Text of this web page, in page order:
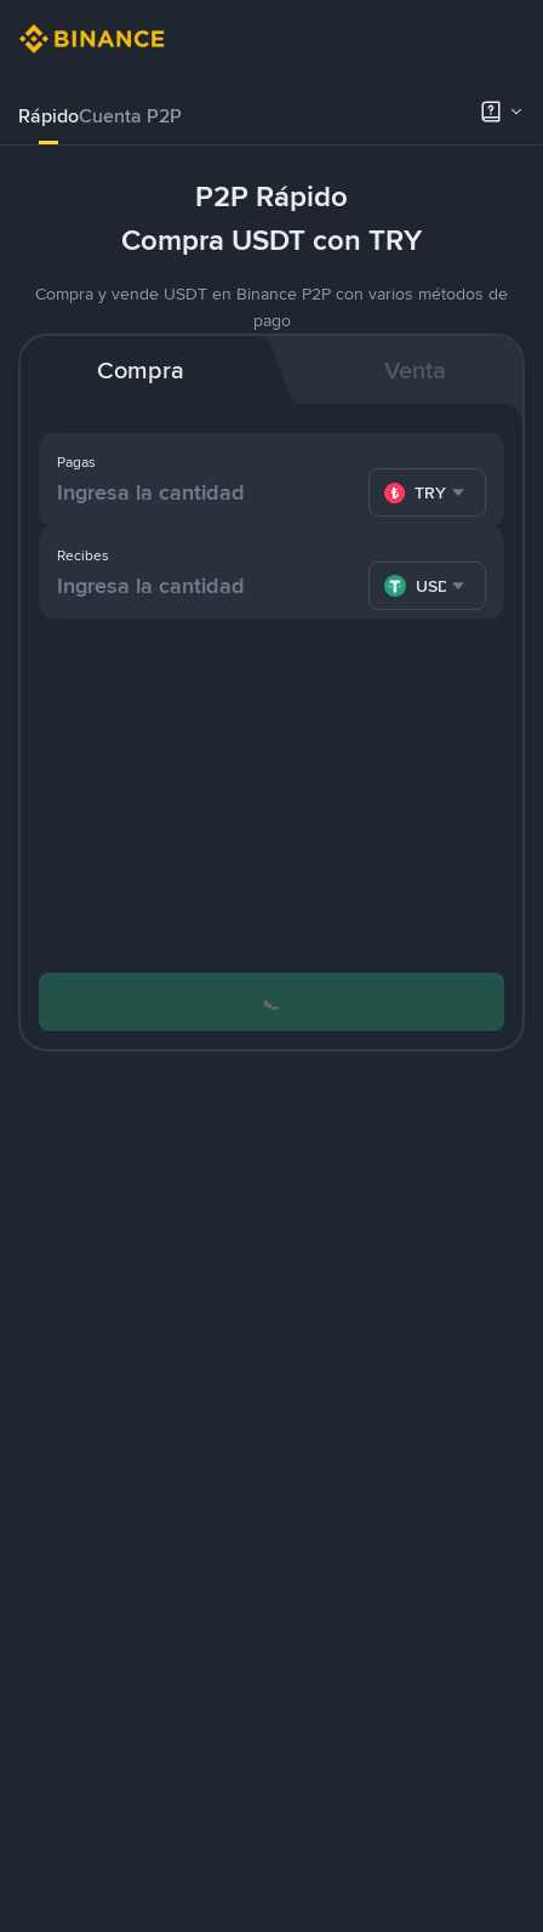
RápidoCuenta P2P
P2P Rápido
Compra USDT con TRY
Compra y vende USDT en Binance P2P con varios métodos de
pago
Compra Venta
Pagas
TRY
Recibes
USDT